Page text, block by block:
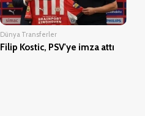
Dünya Transferler
Filip Kostic, PSV'ye imza attı